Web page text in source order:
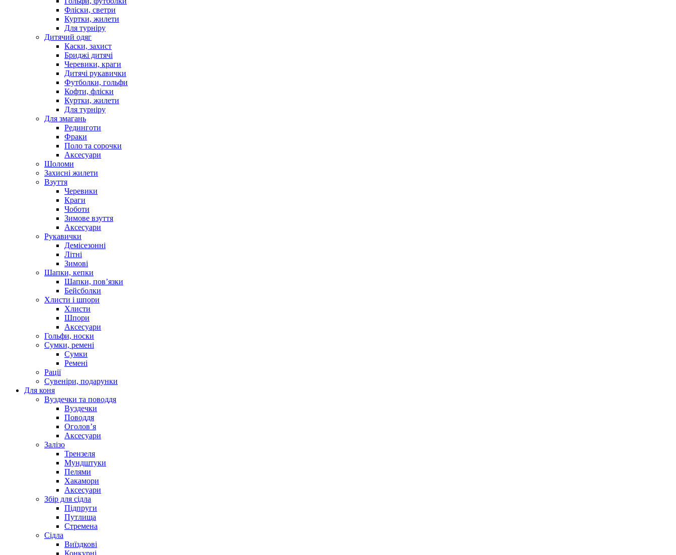
Фліски, светри
Куртки, жилети
Для турніру
Дитячий одяг
Каски, захист
Бриджі дитячі
Черевики, краги
Дитячі рукавички
Футболки, гольфи
Кофти, фліски
Куртки, жилети
Для турніру
Для змагань
Рединготи
Фраки
Поло та сорочки
Аксесуари
Шоломи
Захисні жилети
Взуття
Черевики
Краги
Чоботи
Зимове взуття
Аксесуари
Рукавички
Демісезонні
Літні
Зимові
Шапки, кепки
Шапки, пов’язки
Бейсболки
Хлисти і шпори
Хлисти
Шпори
Аксесуари
Гольфи, носки
Сумки, ремені
Сумки
Ремені
Рації
Сувеніри, подарунки
Для коня
Вуздечки та поводдя
Вуздечки
Поводдя
Оголов’я
Аксесуари
Залізо
Трензеля
Мундштуки
Пелями
Хакамори
Аксесуари
Збір для сідла
Підпруги
Путлища
Стремена
Сідла
Виїздкові
Конкурні